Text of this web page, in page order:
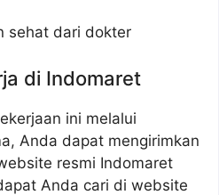
sehat dari dokter
di Indomaret
ini melalui
Anda dapat mengirimkan
resmi Indomaret
Anda cari di website